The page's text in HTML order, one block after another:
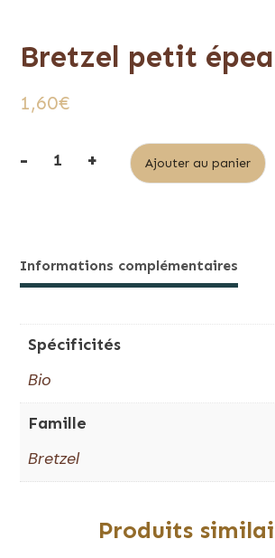
Bretzel petit
1,60€
-
petit
épeautre
+ Ajouter au panier
Informations complémentaires
Spécificités
Bio
Famille
Bretzel
Produits